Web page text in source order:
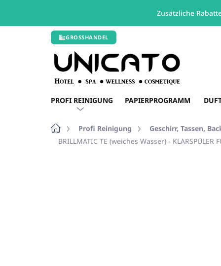
Zusätzliche
Zum
GROSSHANDEL
PROFI REINIGUNG PAPIERPROGRAMM
StartseiteProfi Reinigung
Geschirr, Tassen,
BRILLMATIC TE (weiches Wasser) - KLARSPÜLER